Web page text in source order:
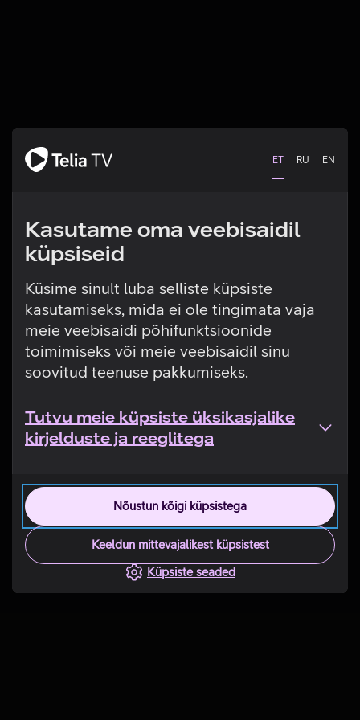
ET RU EN
Kasutame oma veebisaidil
küpsiseid
Küsime sinult luba selliste küpsiste
kasutamiseks, mida ei ole tingimata vaja
meie veebisaidi põhifunktsioonide
toimimiseks või meie veebisaidil sinu
soovitud teenuse pakkumiseks.
Tutvu meie küpsiste üksikasjalike
kirjelduste ja reeglitega
Nõustun kõigi küpsistega
Keeldun mittevajalikest küpsistest
Küpsiste seaded
Tehniline viga